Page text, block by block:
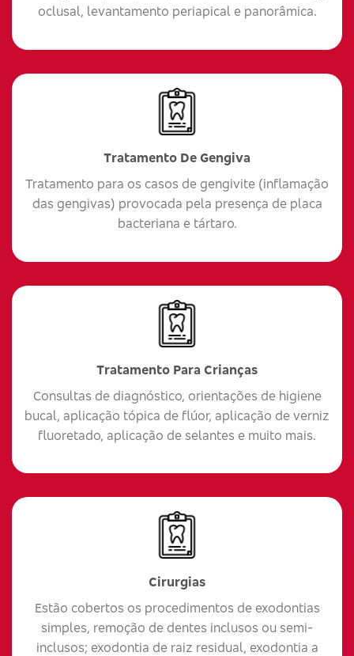
oclusal, levantamento periapical e panorâmica.
Tratamento De Gengiva
Tratamento para os casos de gengivite (inflamação
das gengivas) provocada pela presença de placa
bacteriana e tártaro.
Tratamento Para Crianças
Consultas de diagnóstico, orientações de higiene
bucal, aplicação tópica de flúor, aplicação de verniz
fluoretado, aplicação de selantes e muito mais.
Cirurgias
Estão cobertos os procedimentos de exodontias
simples, remoção de dentes inclusos ou semi-
inclusos; exodontia de raiz residual, exodontia a